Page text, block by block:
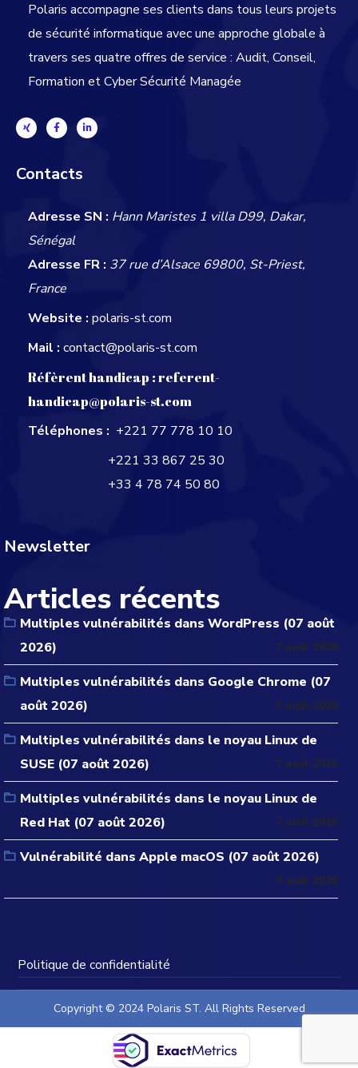
Polaris accompagne ses clients dans tous leurs projets
de sécurité informatique avec une approche globale à
travers ses quatre offres de service : Audit, Conseil,
Formation et Cyber Sécurité Managée
Contacts
Adresse SN : Hann Maristes 1 villa D99, Dakar,
Sénégal
Adresse FR : 37 rue d’Alsace 69800, St-Priest,
France
Website : polaris-st.com
Mail : contact@polaris-st.com
Réfèrent handicap :referent-
handicap@polaris-st.com
Téléphones : +221 77 778 10 10
+221 33 867 25 30
+33 4 78 74 50 80
Newsletter
Articles récents
Multiples vulnérabilités dans WordPress (07 août
2026)
7 août 2026
Multiples vulnérabilités dans Google Chrome (07
août 2026)
7 août 2026
Multiples vulnérabilités dans le noyau Linux de
SUSE (07 août 2026)
7 août 2026
Multiples vulnérabilités dans le noyau Linux de
Red Hat (07 août 2026)
7 août 2026
Vulnérabilité dans Apple macOS (07 août 2026)
7 août 2026
Politique de confidentialité
Copyright © 2024 Polaris ST. All Rights Reserved